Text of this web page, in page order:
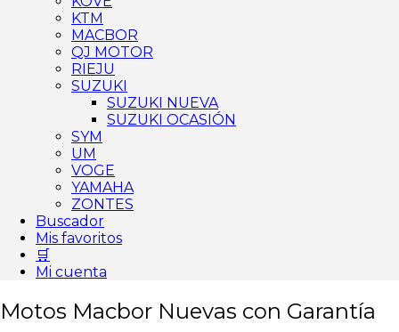
KTM
MACBOR
QJ MOTOR
RIEJU
SUZUKI
SUZUKI NUEVA
SUZUKI OCASIÓN
SYM
UM
VOGE
YAMAHA
ZONTES
Buscador
Mis favoritos
🛒
Mi cuenta
Motos Macbor Nuevas con Garantía